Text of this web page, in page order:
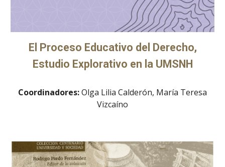
El Proceso Educativo del Derecho,
Estudio Explorativo en la UMSNH
Coordinadores:Olga Lilia Calderón, María Teresa
Vizcaíno